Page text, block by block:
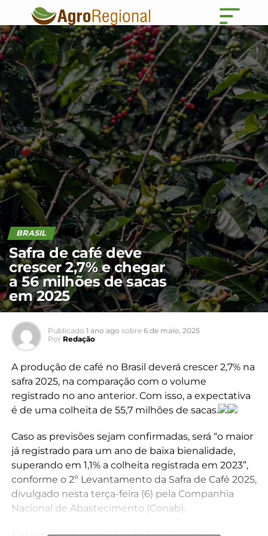
BRASIL
Safra de café deve
crescer 2,7% e chegar
a 56 milhões de sacas
em 2025
Publicado 1 ano ago sobre 6 de maio, 2025
Por Redação
A produção de café no Brasil deverá crescer 2,7% na
safra 2025, na comparação com o volume
registrado no ano anterior. Com isso, a expectativa
é de uma colheita de 55,7 milhões de sacas.
Caso as previsões sejam confirmadas, será “o maior
já registrado para um ano de baixa bienalidade,
superando em 1,1% a colheita registrada em 2023”,
conforme o 2º Levantamento da Safra de Café 2025,
divulgado nesta terça-feira (6) pela Companhia
Nacional de Abastecimento (Conab).